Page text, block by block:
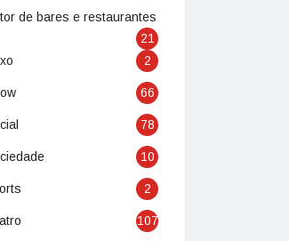
de bares e restaurantes
21
2
66
78
10
2
107